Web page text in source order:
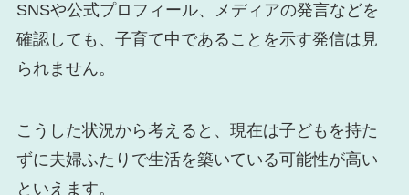
SNSや公式プロフィール、メディアの発言などを
確認しても、子育て中であることを示す発信は見
られません。
こうした状況から考えると、現在は子どもを持た
ずに夫婦ふたりで生活を築いている可能性が高い
といえます。